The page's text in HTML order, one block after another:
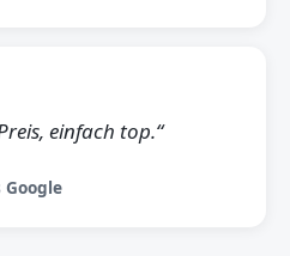
einfach top.“
Google